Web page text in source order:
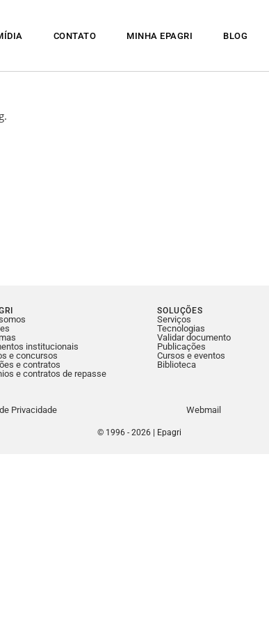
CONTATO MINHA EPAGRI BLOG
institucionais
e concursos
e contratos
e contratos de repasse
SOLUÇÕES
Serviços
Tecnologias
Validar documento
Publicações
Cursos e eventos
Biblioteca
Privacidade Webmail
© 1996 - 2026 | Epagri